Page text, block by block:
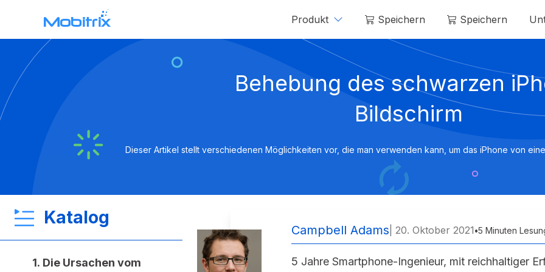
Produkt
Mobitrix WhatsApp Transfer Mobitrix LockAway
Entsperren Sie den iPhone-Passcode >
iCloud-Aktivierungsentsperrer >
Iphone-
Speichern Speichern
Behebung des schwarzen
Bildschirm
Dieser Artikel stellt verschiedenen Möglichkeiten vor, die man verwenden kann, um das iPhone von
Katalog
1. Die Ursachen vom
Campbell Adams | 20. Oktober 2021•5 Minuten
5 Jahre Smartphone-Ingenieur, mit reichhaltiger